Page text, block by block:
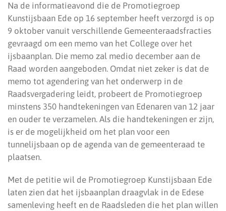
Na de informatieavond die de Promotiegroep
Kunstijsbaan Ede op 16 september heeft verzorgd is op
9 oktober vanuit verschillende Gemeenteraadsfracties
gevraagd om een memo van het College over het
ijsbaanplan. Die memo zal medio december aan de
Raad worden aangeboden. Omdat niet zeker is dat de
memo tot agendering van het onderwerp in de
Raadsvergadering leidt, probeert de Promotiegroep
minstens 350 handtekeningen van Edenaren van 12 jaar
en ouder te verzamelen. Als die handtekeningen er zijn,
is er de mogelijkheid om het plan voor een
tunnelijsbaan op de agenda van de gemeenteraad te
plaatsen.
Met de petitie wil de Promotiegroep Kunstijsbaan Ede
laten zien dat het ijsbaanplan draagvlak in de Edese
samenleving heeft en de Raadsleden die het plan willen